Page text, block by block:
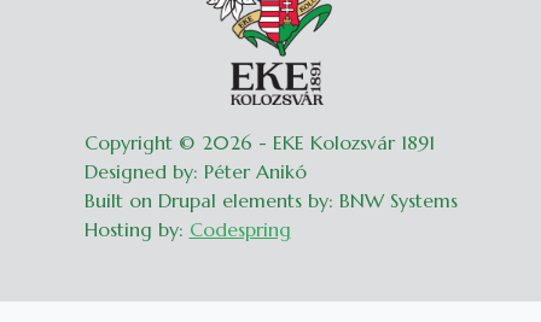
Copyright © 2026 - EKE Kolozsvár 1891
Designed by: Péter Anikó
Built on Drupal elements by: BNW Systems
Hosting by: Codespring